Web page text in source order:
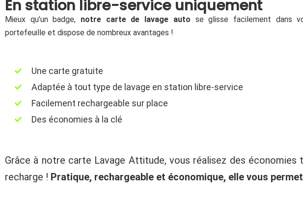
En station libre-service uniquement
Mieux qu’un badge, notre carte de lavage auto se glisse facilement dans
portefeuille et dispose de nombreux avantages !
Une carte gratuite
Adaptée à tout type de lavage en station libre-service
Facilement rechargeable sur place
Des économies à la clé
Grâce à notre carte Lavage Attitude, vous réalisez des économies
recharge ! Pratique, rechargeable et économique, elle vous